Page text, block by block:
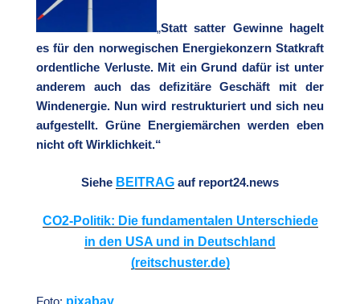
„Statt satter Gewinne hagelt
es für den norwegischen Energiekonzern Statkraft
ordentliche Verluste. Mit ein Grund dafür ist unter
anderem auch das defizitäre Geschäft mit der
Windenergie. Nun wird restrukturiert und sich neu
aufgestellt. Grüne Energiemärchen werden eben
nicht oft Wirklichkeit.“
Siehe BEITRAG auf report24.news
CO2-Politik: Die fundamentalen Unterschiede
in den USA und in Deutschland
(reitschuster.de)
Foto: pixabay